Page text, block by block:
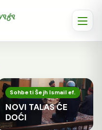
Sohbeti Šejh Ismail ef.
NOVI TALAS ĆE
DOĆI